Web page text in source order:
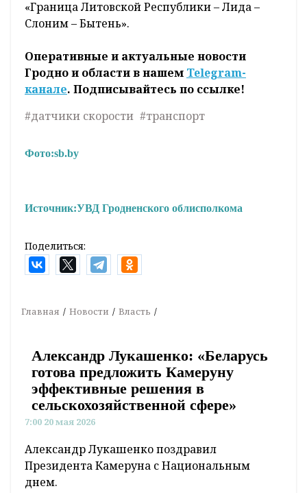
«Граница Литовской Республики – Лида –
Слоним – Бытень».
Оперативные и актуальные новости
Гродно и области в нашем Telegram-
канале. Подписывайтесь по ссылке!
#датчики скорости #транспорт
Фото:sb.by
Источник:УВД Гродненского облисполкома
Поделиться:
Главная Новости Власть
Александр Лукашенко: «Беларусь
готова предложить Камеруну
эффективные решения в
сельскохозяйственной сфере»
7:00 20 мая 2026
Александр Лукашенко поздравил
Президента Камеруна с Национальным
днем.